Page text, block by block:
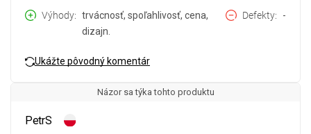
Výhody
trvácnosť, spoľahlivosť, cena,
dizajn.
Defekty -
Ukážte pôvodný komentár
Názor sa týka tohto produktu
PetrS